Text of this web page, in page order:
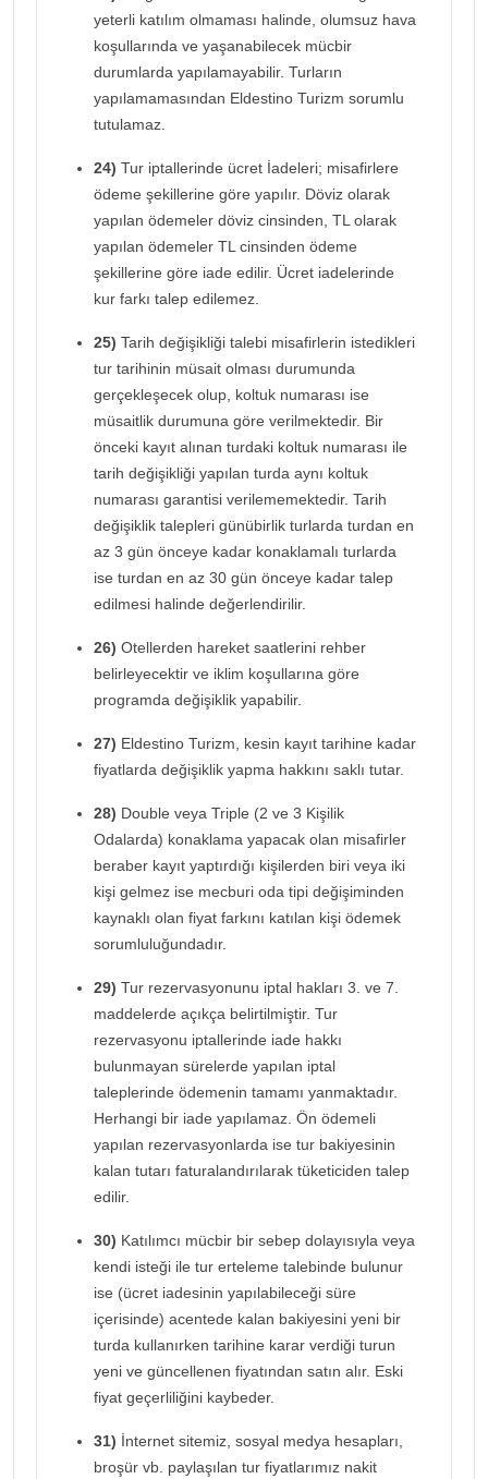
yeterli katılım olmaması halinde, olumsuz hava
koşullarında ve yaşanabilecek mücbir
durumlarda yapılamayabilir. Turların
yapılamamasından Eldestino Turizm sorumlu
tutulamaz.
24) Tur iptallerinde ücret İadeleri; misafirlere
ödeme şekillerine göre yapılır. Döviz olarak
yapılan ödemeler döviz cinsinden, TL olarak
yapılan ödemeler TL cinsinden ödeme
şekillerine göre iade edilir. Ücret iadelerinde
kur farkı talep edilemez.
25) Tarih değişikliği talebi misafirlerin istedikleri
tur tarihinin müsait olması durumunda
gerçekleşecek olup, koltuk numarası ise
müsaitlik durumuna göre verilmektedir. Bir
önceki kayıt alınan turdaki koltuk numarası ile
tarih değişikliği yapılan turda aynı koltuk
numarası garantisi verilememektedir. Tarih
değişiklik talepleri günübirlik turlarda turdan en
az 3 gün önceye kadar konaklamalı turlarda
ise turdan en az 30 gün önceye kadar talep
edilmesi halinde değerlendirilir.
26) Otellerden hareket saatlerini rehber
belirleyecektir ve iklim koşullarına göre
programda değişiklik yapabilir.
27) Eldestino Turizm, kesin kayıt tarihine kadar
fiyatlarda değişiklik yapma hakkını saklı tutar.
28) Double veya Triple (2 ve 3 Kişilik
Odalarda) konaklama yapacak olan misafirler
beraber kayıt yaptırdığı kişilerden biri veya iki
kişi gelmez ise mecburi oda tipi değişiminden
kaynaklı olan fiyat farkını katılan kişi ödemek
sorumluluğundadır.
29) Tur rezervasyonunu iptal hakları 3. ve 7.
maddelerde açıkça belirtilmiştir. Tur
rezervasyonu iptallerinde iade hakkı
bulunmayan sürelerde yapılan iptal
taleplerinde ödemenin tamamı yanmaktadır.
Herhangi bir iade yapılamaz. Ön ödemeli
yapılan rezervasyonlarda ise tur bakiyesinin
kalan tutarı faturalandırılarak tüketiciden talep
edilir.
30) Katılımcı mücbir bir sebep dolayısıyla veya
kendi isteği ile tur erteleme talebinde bulunur
ise (ücret iadesinin yapılabileceği süre
içerisinde) acentede kalan bakiyesini yeni bir
turda kullanırken tarihine karar verdiği turun
yeni ve güncellenen fiyatından satın alır. Eski
fiyat geçerliliğini kaybeder.
31) İnternet sitemiz, sosyal medya hesapları,
broşür vb. paylaşılan tur fiyatlarımız nakit